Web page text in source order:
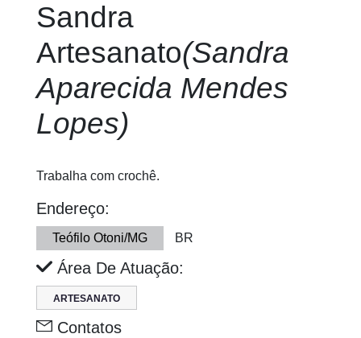
Sandra
Artesanato(Sandra
Aparecida Mendes
Lopes)
Trabalha com crochê.
Endereço:
Teófilo Otoni/MG BR
Área De Atuação:
ARTESANATO
Contatos